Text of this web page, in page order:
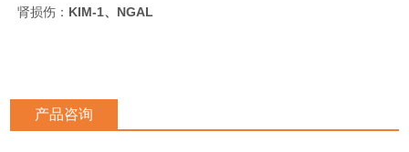
肾损伤： KIM-1、NGAL
产品咨询